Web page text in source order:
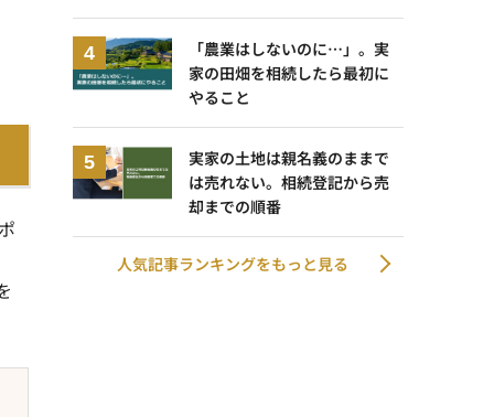
「農業はしないのに…」。実
家の田畑を相続したら最初に
やること
実家の土地は親名義のままで
は売れない。相続登記から売
却までの順番
人気記事ランキングをもっと見る